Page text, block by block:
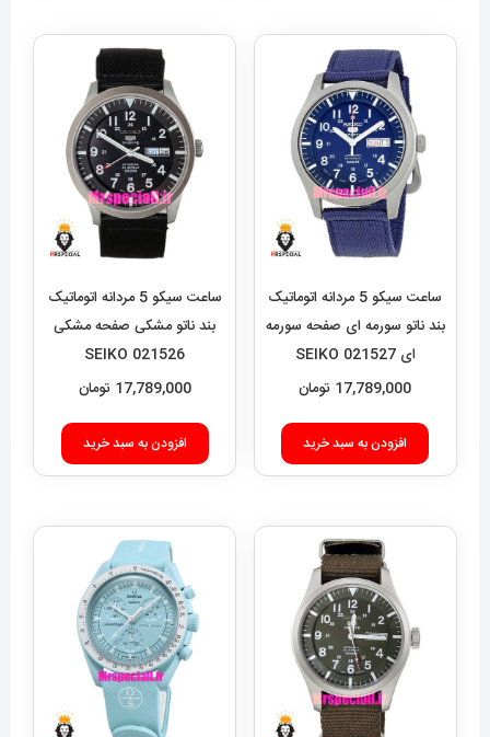
ساعت سیکو 5 مردانه اتوماتیک
بند ناتو سورمه ای صفحه سورمه
ای 021527 SEIKO
17,789,000 تومان
افزودن به سبد خرید
ساعت سیکو 5 مردانه اتوماتیک
بند ناتو مشکی صفحه مشکی
021526 SEIKO
17,789,000 تومان
افزودن به سبد خرید